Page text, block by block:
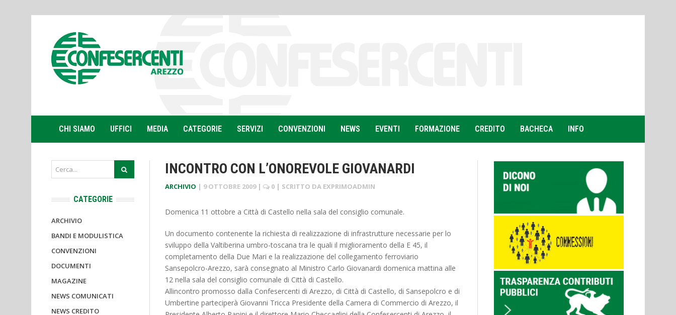
CHI SIAMO UFFICI MEDIA CATEGORIE SERVIZI CONVENZIONI NEWS EVENTI FORMAZIONE CREDITO BACHECA INFO
INCONTRO CON L’ONOREVOLE GIOVANARDI
ARCHIVIO | 9 OTTOBRE 2009 | 0 | SCRITTO DA EXPRIMOADMIN
Domenica 11 ottobre a Città di Castello nella sala del consiglio comunale.
Un documento contenente la richiesta di realizzazione di infrastrutture necessarie per lo
sviluppo della Valtiberina umbro-toscana tra le quali il miglioramento della E 45, il
completamento della Due Mari e la realizzazione del collegamento ferroviario
Sansepolcro-Arezzo, sarà consegnato al Ministro Carlo Giovanardi domenica mattina alle
12 nella sala del consiglio comunale di Città di Castello.
Allincontro promosso dalla Confesercenti di Arezzo, di Città di Castello, di Sansepolcro e di
Umbertine parteciperà Giovanni Tricca Presidente della Camera di Commercio di Arezzo, il
CATEGORIE
ARCHIVIO
BANDI E MODULISTICA
CONVENZIONI
DOCUMENTI
MAGAZINE
NEWS COMUNICATI
NEWS CREDITO